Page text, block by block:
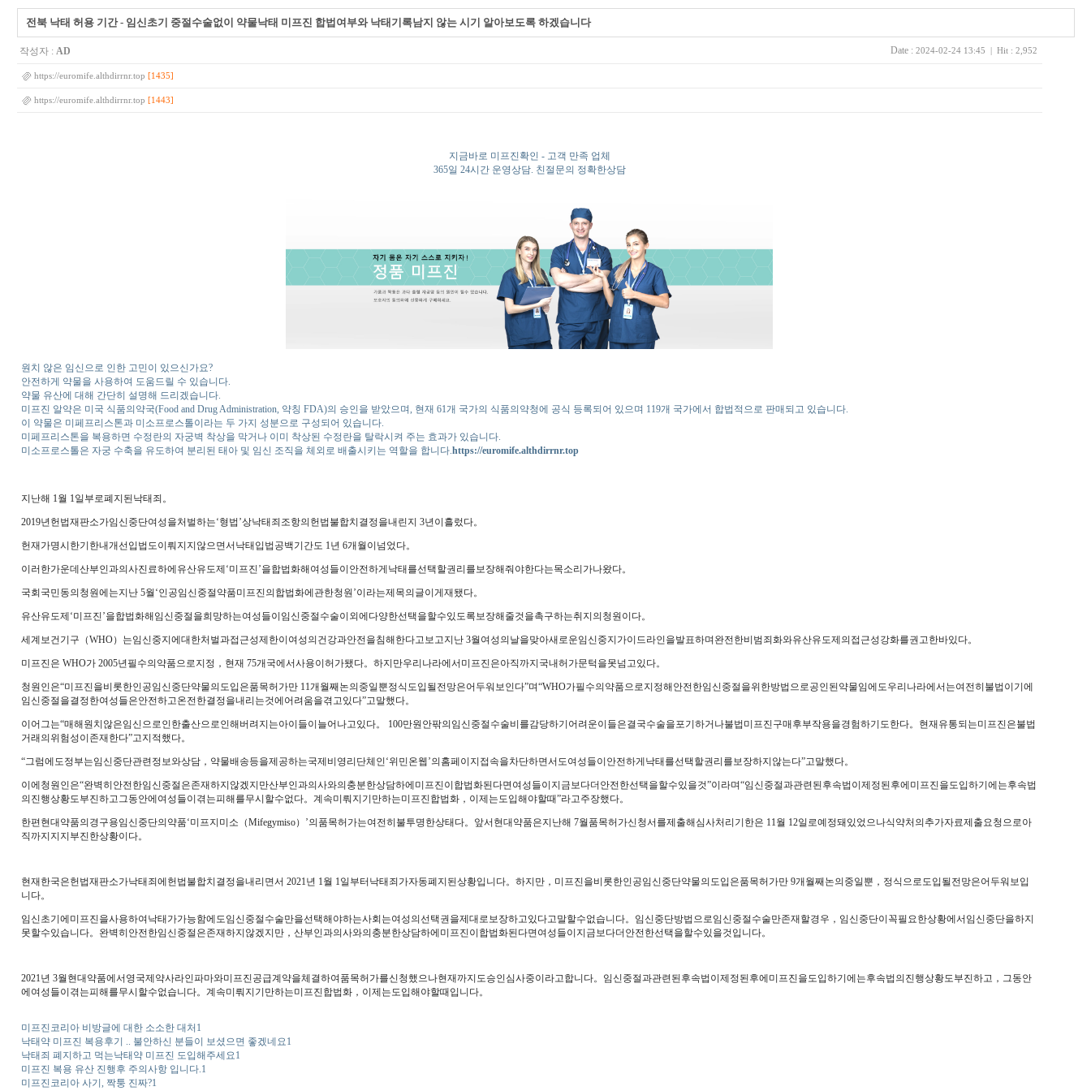
전북 낙태 허용 기간 - 임신초기 중절수술없이 약물낙태 미프진 합법여부와 낙태기록남지 않는 시기 알아보도록 하겠습니다
작성자 : AD Date : 2024-02-24 13:45 | Hit : 2,952
https://euromife.althdirrnr.top [1435]
https://euromife.althdirrnr.top [1443]
지금바로 미프진확인 - 고객 만족 업체
365일 24시간 운영상담. 친절문의 정확한상담
원치 않은 임신으로 인한 고민이 있으신가요?
안전하게 약물을 사용하여 도움드릴 수 있습니다.
약물 유산에 대해 간단히 설명해 드리겠습니다.
미프진 알약은 미국 식품의약국(Food and Drug Administration, 약칭 FDA)의 승인을 받았으며, 현재 61개 국가의 식품의약청에 공식 등록되어 있으며 119개 국가에서 합법적으로 판매되고 있습니다.
이 약물은 미페프리스톤과 미소프로스톨이라는 두 가지 성분으로 구성되어 있습니다.
미페프리스톤을 복용하면 수정란의 자궁벽 착상을 막거나 이미 착상된 수정란을 탈락시켜 주는 효과가 있습니다.
미소프로스톨은 자궁 수축을 유도하여 분리된 태아 및 임신 조직을 체외로 배출시키는 역할을 합니다.https://euromife.althdirrnr.top
지난해 1월 1일부로폐지된낙태죄。
2019년헌법재판소가임신중단여성을처벌하는‘형법’상낙태죄조항의헌법불합치결정을내린지 3년이흘렀다。
헌재가명시한기한내개선입법도이뤄지지않으면서낙태입법공백기간도 1년 6개월이넘었다。
이러한가운데산부인과의사진료하에유산유도제‘미프진’을합법화해여성들이안전하게낙태를선택할권리를보장해줘야한다는목소리가나왔다。
​국회국민동의청원에는지난 5월‘인공임신중절약품미프진의합법화에관한청원’이라는제목의글이게재됐다。
유산유도제‘미프진’을합법화해임신중절을희망하는여성들이임신중절수술이외에다양한선택을할수있도록보장해줄것을촉구하는취지의청원이다。
세계보건기구（WHO）는임신중지에대한처벌과접근성제한이여성의건강과안전을침해한다고보고지난 3월여성의날을맞아새로운임신중지가이드라인을발표하며완전한비범죄화와유산유도제의접근성강화를권고한바있다。
​미프진은 WHO가 2005년필수의약품으로지정，현재 75개국에서사용이허가됐다。하지만우리나라에서미프진은아직까지국내허가문턱을못넘고있다。
청원인은“미프진을비롯한인공임신중단약물의도입은품목허가만 11개월째논의중일뿐정식도입될전망은어두워보인다”며“WHO가필수의약품으로지정해안전한임신중절을위한방법으로공인된약물임에도우리나라에서는여전히불법이기에
임신중절을결정한여성들은안전하고온전한결정을내리는것에어려움을겪고있다”고말했다。
​이어그는“매해원치않은임신으로인한출산으로인해버려지는아이들이늘어나고있다。 100만원안팎의임신중절수술비를감당하기어려운이들은결국수술을포기하거나불법미프진구매후부작용을경험하기도한다。현재유통되는미프진은불법
거래의위험성이존재한다”고지적했다。
​“그럼에도정부는임신중단관련정보와상담，약물배송등을제공하는국제비영리단체인‘위민온웹’의홈페이지접속을차단하면서도여성들이안전하게낙태를선택할권리를보장하지않는다”고말했다。
​이에청원인은“완벽히안전한임신중절은존재하지않겠지만산부인과의사와의충분한상담하에미프진이합법화된다면여성들이지금보다더안전한선택을할수있을것”이라며“임신중절과관련된후속법이제정된후에미프진을도입하기에는후속법
의진행상황도부진하고그동안에여성들이겪는피해를무시할수없다。계속미뤄지기만하는미프진합법화，이제는도입해야할때”라고주장했다。
​한편현대약품의경구용임신중단의약품‘미프지미소（Mifegymiso）’의품목허가는여전히불투명한상태다。앞서현대약품은지난해 7월품목허가신청서를제출해심사처리기한은 11월 12일로예정돼있었으나식약처의추가자료제출요청으로아
직까지지지부진한상황이다。
현재한국은헌법재판소가낙태죄에헌법불합치결정을내리면서 2021년 1월 1일부터낙태죄가자동폐지된상황입니다。하지만，미프진을비롯한인공임신중단약물의도입은품목허가만 9개월째논의중일뿐，정식으로도입될전망은어두워보입
니다。
​임신초기에미프진을사용하여낙태가가능함에도임신중절수술만을선택해야하는사회는여성의선택권을제대로보장하고있다고말할수없습니다。임신중단방법으로임신중절수술만존재할경우，임신중단이꼭필요한상황에서임신중단을하지
못할수있습니다。완벽히안전한임신중절은존재하지않겠지만，산부인과의사와의충분한상담하에미프진이합법화된다면여성들이지금보다더안전한선택을할수있을것입니다。
​2021년 3월현대약품에서영국제약사라인파마와미프진공급계약을체결하여품목허가를신청했으나현재까지도승인심사중이라고합니다。임신중절과관련된후속법이제정된후에미프진을도입하기에는후속법의진행상황도부진하고，그동안
에여성들이겪는피해를무시할수없습니다。계속미뤄지기만하는미프진합법화，이제는도입해야할때입니다。
미프진코리아 비방글에 대한 소소한 대처1
낙태약 미프진 복용후기 .. 불안하신 분들이 보셨으면 좋겠네요1
낙태죄 폐지하고 먹는낙태약 미프진 도입해주세요1
미프진 복용 유산 진행후 주의사항 입니다.1
미프진코리아 사기, 짝퉁 진짜?1